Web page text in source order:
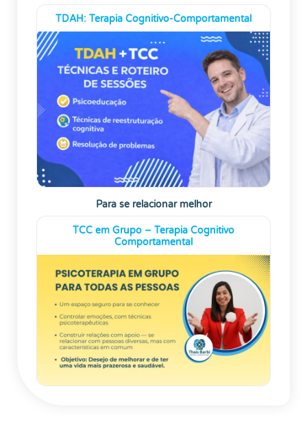
TDAH: Terapia Cognitivo-Comportamental
Para se relacionar melhor
TCC em Grupo – Terapia Cognitivo
Comportamental